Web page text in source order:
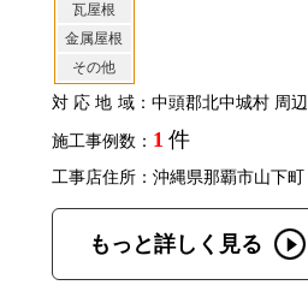
瓦屋根
金属屋根
その他
対応地域：中頭郡北中城村 周辺
施工事例数： 1 件
工事店住所：沖縄県那覇市山下町
もっと詳しく見る